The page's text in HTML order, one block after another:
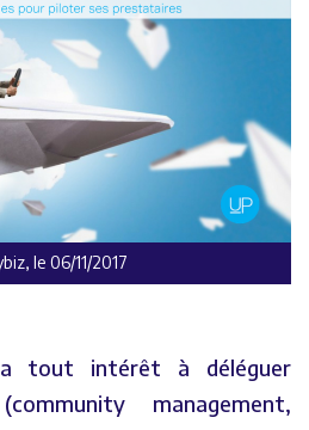
le 06/11/2017
a tout intérêt à déléguer
management,